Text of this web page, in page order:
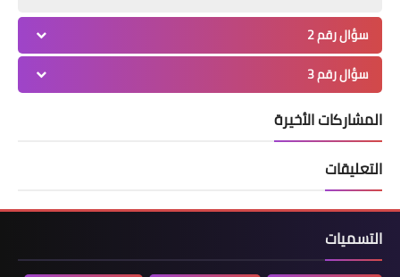
سؤال رقم 2
سؤال رقم 3
المشاركات الأخيرة
التعليقات
التسميات